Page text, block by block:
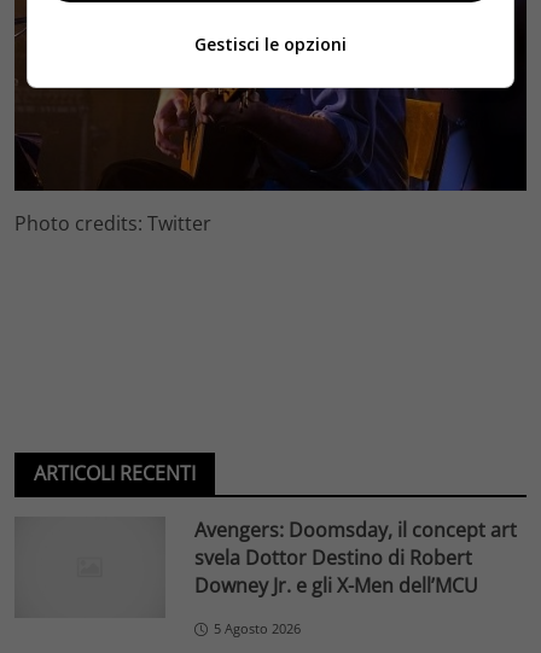
Photo credits: Twitter
ARTICOLI RECENTI
Avengers: Doomsday, il concept art
svela Dottor Destino di Robert
Downey Jr. e gli X-Men dell’MCU
5 Agosto 2026
Gestisci le opzioni